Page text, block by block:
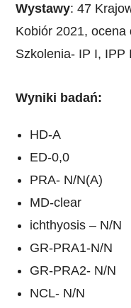
Wystawy: 47
Kobiór 2021, ocena
Szkolenia- IP I, IPP
Wyniki badań:
HD-A
ED-0,0
PRA- N/N(A)
MD-clear
ichthyosis – N/N
GR-PRA1-N/N
GR-PRA2- N/N
NCL- N/N